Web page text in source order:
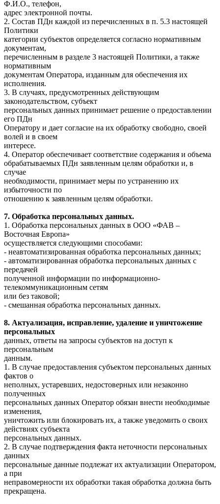
Ф.И.О., телефон,
адрес электронной почты.
2. Состав ПДн каждой из перечисленных в п. 5.3 настоящей
Политики
категории субъектов определяется согласно нормативным
документам,
перечисленным в разделе 3 настоящей Политики, а также
нормативным
документам Оператора, изданным для обеспечения их
исполнения.
3. В случаях, предусмотренных действующим
законодательством, субъект
персональных данных принимает решение о предоставлении
его ПДн
Оператору и дает согласие на их обработку свободно, своей
волей и в своем
интересе.
4. Оператор обеспечивает соответствие содержания и объема
обрабатываемых ПДн заявленным целям обработки и, в
случае
необходимости, принимает меры по устранению их
избыточности по
отношению к заявленным целям обработки.
7. Обработка персональных данных.
1. Обработка персональных данных в ООО «ФАВ –
Восточная Европа»
осуществляется следующими способами:
- неавтоматизированная обработка персональных данных;
- автоматизированная обработка персональных данных с
передачей
полученной информации по информационно-
телекоммуникационным сетям
или без таковой;
- смешанная обработка персональных данных.
8. Актуализация, исправление, удаление и уничтожение
персональных
данных, ответы на запросы субъектов на доступ к
персональным
данным.
1. В случае предоставления субъектом персональных данных
фактов о
неполных, устаревших, недостоверных или незаконно
полученных
персональных данных Оператор обязан внести необходимые
изменения,
уничтожить или блокировать их, а также уведомить о своих
действиях субъекта
персональных данных.
2. В случае подтверждения факта неточности персональных
данных
персональные данные подлежат их актуализации Оператором,
а при
неправомерности их обработки такая обработка должна быть
прекращена.